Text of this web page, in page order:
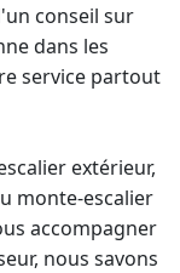
conseil sur
dans les
service partout
extérieur,
monte-escalier
accompagner
nous savons